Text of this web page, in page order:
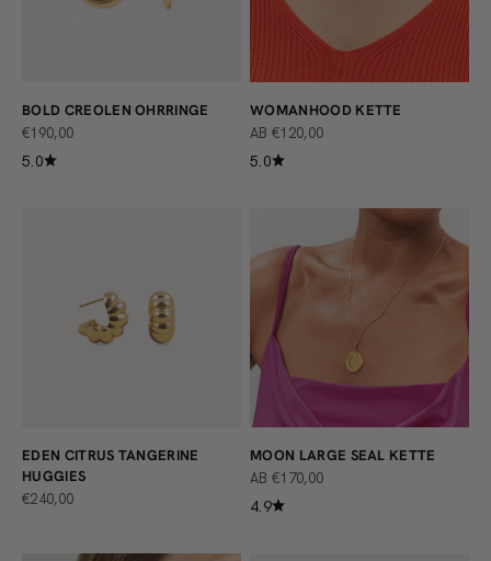
BOLD CREOLEN OHRRINGE
ANGEBOT
€190,00
5.0
WOMANHOOD KETTE
ANGEBOT
AB €120,00
5.0
EDEN CITRUS TANGERINE
HUGGIES
ANGEBOT
€240,00
MOON LARGE SEAL KETTE
ANGEBOT
AB €170,00
4.9